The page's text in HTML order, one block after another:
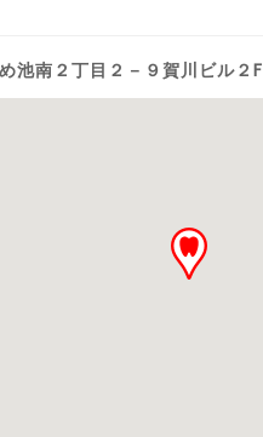
池南２丁目２－９賀川ビル２F